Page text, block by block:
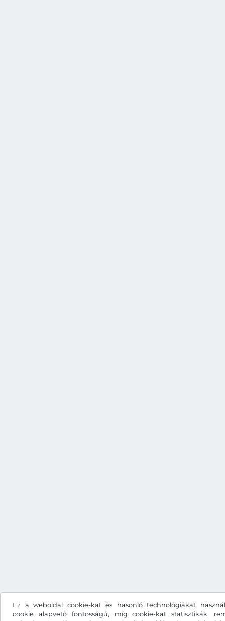
Ez a weboldal cookie-kat és hasonló technológiákat
cookie alapvető fontosságú, míg cookie-kat statisztikák,